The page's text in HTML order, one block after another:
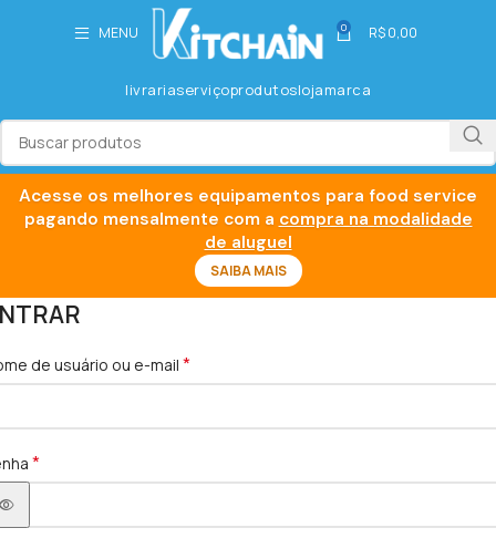
MENU 0 R$0,00
livrariaserviçoprodutoslojamarca
de usuário ou e-mail *
*
Acesse os melhores equipamentos para food service
pagando mensalmente com a compra na modalidade
de aluguel
SAIBA MAIS